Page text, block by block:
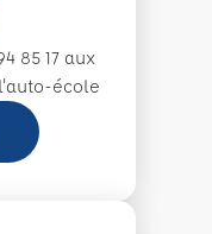
85 17 aux
école